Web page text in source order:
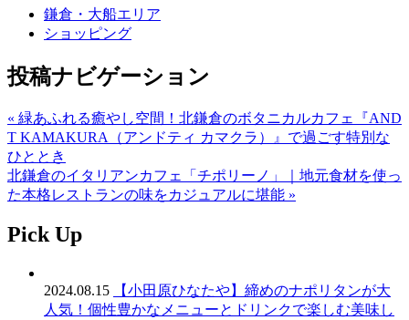
鎌倉・大船エリア
ショッピング
投稿ナビゲーション
« 緑あふれる癒やし空間！北鎌倉のボタニカルカフェ『AND
T KAMAKURA（アンドティ カマクラ）』で過ごす特別な
ひととき
北鎌倉のイタリアンカフェ「チポリーノ」｜地元食材を使っ
た本格レストランの味をカジュアルに堪能 »
Pick Up
2024.08.15
【小田原ひなたや】締めのナポリタンが大
人気！個性豊かなメニューとドリンクで楽しむ美味し